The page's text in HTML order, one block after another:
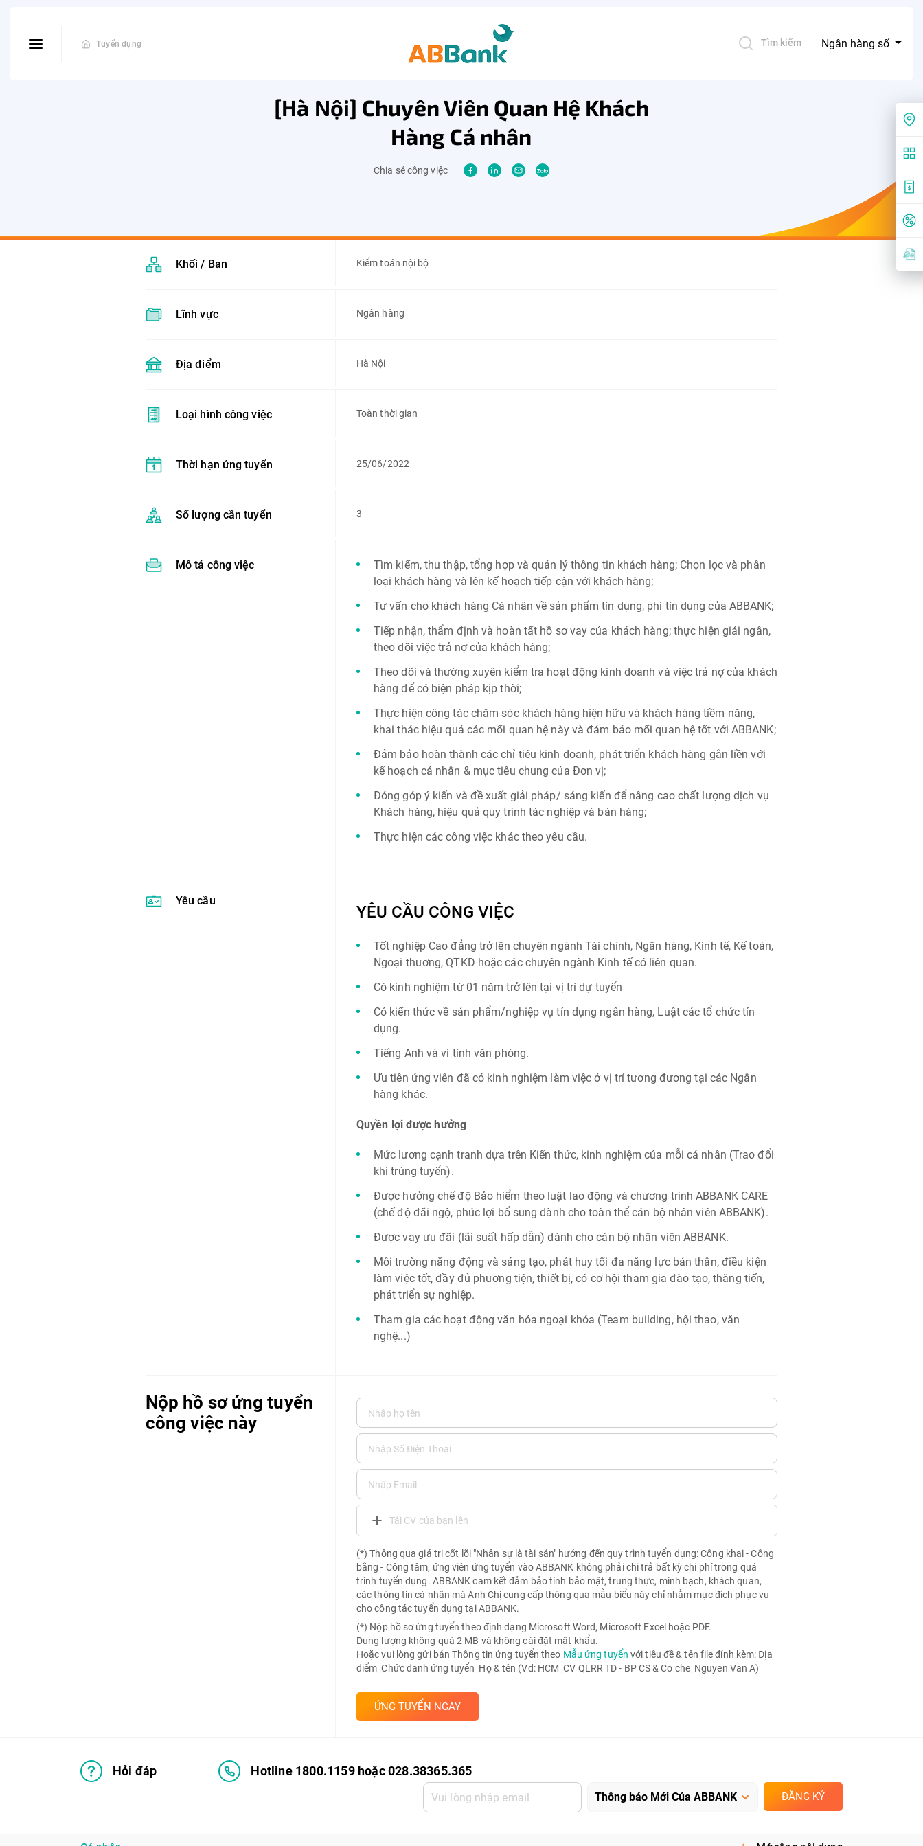
Tuyển dụng Tìm kiếm Ngân hàng số
[Hà Nội] Chuyên Viên Quan Hệ Khách
Hàng Cá nhân
Chia sẻ công việc
Khối / Ban Kiểm toán nội bộ
Lĩnh vực Ngân hàng
Địa điểm Hà Nội
Loại hình công việc Toàn thời gian
Thời hạn ứng tuyển 25/06/2022
Số lượng cần tuyển 3
Mô tả công việc
Tìm kiếm, thu thập, tổng hợp và quản lý thông tin khách hàng; Chọn lọc và phân
loại khách hàng và lên kế hoạch tiếp cận với khách hàng;
Tư vấn cho khách hàng Cá nhân về sản phẩm tín dụng, phi tín dụng của ABBANK;
Tiếp nhận, thẩm định và hoàn tất hồ sơ vay của khách hàng; thực hiện giải ngân,
theo dõi việc trả nợ của khách hàng;
Theo dõi và thường xuyên kiểm tra hoạt động kinh doanh và việc trả nợ của khách
hàng để có biện pháp kịp thời;
Thực hiện công tác chăm sóc khách hàng hiện hữu và khách hàng tiềm năng,
khai thác hiệu quả các mối quan hệ này và đảm bảo mối quan hệ tốt với ABBANK;
Đảm bảo hoàn thành các chỉ tiêu kinh doanh, phát triển khách hàng gắn liền với
kế hoạch cá nhân & mục tiêu chung của Đơn vị;
Đóng góp ý kiến và đề xuất giải pháp/ sáng kiến để nâng cao chất lượng dịch vụ
Khách hàng, hiệu quả quy trình tác nghiệp và bán hàng;
Thực hiện các công việc khác theo yêu cầu.
Yêu cầu
YÊU CẦU CÔNG VIỆC
Tốt nghiệp Cao đẳng trở lên chuyên ngành Tài chính, Ngân hàng, Kinh tế, Kế toán,
Ngoại thương, QTKD hoặc các chuyên ngành Kinh tế có liên quan.
Có kinh nghiệm từ 01 năm trở lên tại vị trí dự tuyển
Có kiến thức về sản phẩm/nghiệp vụ tín dụng ngân hàng, Luật các tổ chức tín
dụng.
Tiếng Anh và vi tính văn phòng.
Ưu tiên ứng viên đã có kinh nghiệm làm việc ở vị trí tương đương tại các Ngân
hàng khác.
Quyền lợi được hưởng
Mức lương cạnh tranh dựa trên Kiến thức, kinh nghiệm của mỗi cá nhân (Trao đổi
khi trúng tuyển).
Được hưởng chế độ Bảo hiểm theo luật lao động và chương trình ABBANK CARE
(chế độ đãi ngộ, phúc lợi bổ sung dành cho toàn thể cán bộ nhân viên ABBANK).
Được vay ưu đãi (lãi suất hấp dẫn) dành cho cán bộ nhân viên ABBANK.
Môi trường năng động và sáng tạo, phát huy tối đa năng lực bản thân, điều kiện
làm việc tốt, đầy đủ phương tiện, thiết bị, có cơ hội tham gia đào tạo, thăng tiến,
phát triển sự nghiệp.
Tham gia các hoạt động văn hóa ngoại khóa (Team building, hội thao, văn
nghệ...)
Nộp hồ sơ ứng tuyển
công việc này
Tải CV của bạn lên
(*) Thông qua giá trị cốt lõi "Nhân sự là tài sản" hướng đến quy trình tuyển dụng: Công khai - Công
bằng - Công tâm, ứng viên ứng tuyển vào ABBANK không phải chi trả bất kỳ chi phí trong quá
trình tuyển dụng. ABBANK cam kết đảm bảo tính bảo mật, trung thực, minh bạch, khách quan,
các thông tin cá nhân mà Anh Chị cung cấp thông qua mẫu biểu này chỉ nhằm mục đích phục vụ
cho công tác tuyển dụng tại ABBANK.
(*) Nộp hồ sơ ứng tuyển theo định dạng Microsoft Word, Microsoft Excel hoặc PDF.
Dung lượng không quá 2 MB và không cài đặt mật khẩu.
Hoặc vui lòng gửi bản Thông tin ứng tuyển theo Mẫu ứng tuyển với tiêu đề & tên file đính kèm: Địa
điểm_Chức danh ứng tuyển_Họ & tên (Vd: HCM_CV QLRR TD - BP CS & Co che_Nguyen Van A)
ỨNG TUYỂN NGAY
Hỏi đáp Hotline 1800.1159 hoặc 028.38365.365
ĐĂNG KÝ